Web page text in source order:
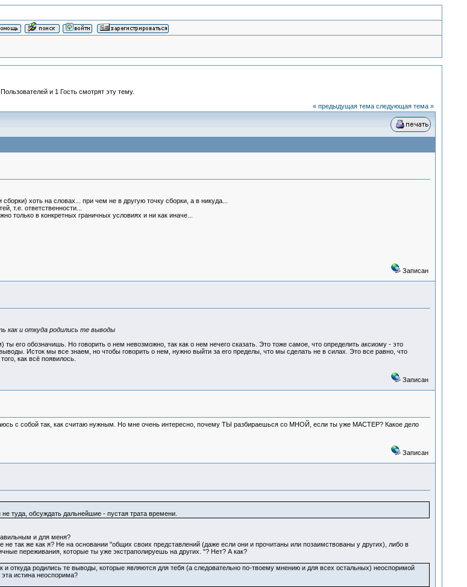
и 1 Гость смотрят эту тему.
« предыдущая тема следующая тема »
хоть на словах... при чем не в другую точку сборки, а в никуда...
т.е. ответственности...
только в конкретных граничных условиях и ни как иначе...
Записан
как и откуда родились те выводы
его обозначишь. Но говорить о нем невозможно, так как о нем нечего сказать. Это тоже самое, что определить аксиому - это
Исток мы все знаем, но чтобы говорить о нем, нужно выйти за его пределы, что мы сделать не в силах. Это все равно, что
как всё появилось.
Записан
с собой так, как считаю нужным. Но мне очень интересно, почему ТЫ разбираешься со МНОЙ, если ты уже МАСТЕР? Какое дело
Записан
туда, обсуждать дальнейшие - пустая трата времени.
и для меня?
так же как я? Не на основании "общих своих представлений (даже если они и прочитаны или позаимствованы у других), либо в
переживания, которые ты уже экстраполируешь на других. "? Нет? А как?
и откуда родились те выводы, которые являются для тебя (а следовательно по-твоему мнению и для всех остальных) неоспоримой
истина неоспорима?